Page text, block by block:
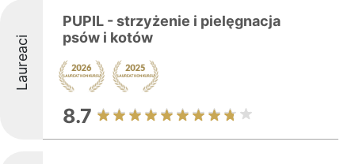
Laureaci
PUPIL - strzyżenie i pielęgnacja
psów i kotów
8.7